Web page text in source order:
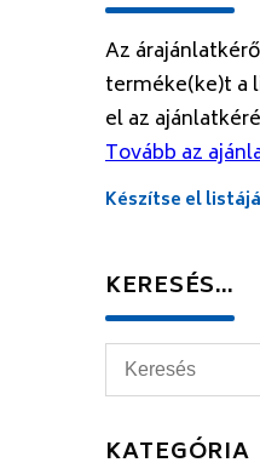
Az
terméke(ke)t a
el az
Tovább az
Készítse el
KERESÉS…
KATEGÓRIA